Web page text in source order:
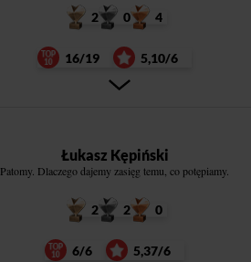
2 0 4
16/19 5,10/6
Łukasz Kępiński
Patomy. Dlaczego dajemy zasięg temu, co potępiamy.
2 2 0
6/6 5,37/6